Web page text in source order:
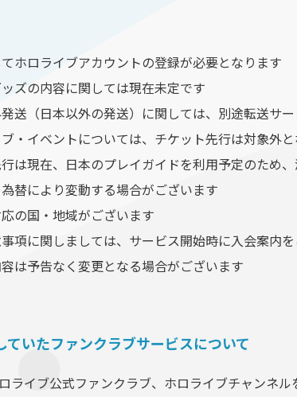
てホロライブアカウントの登録が必要となります
ッズの内容に関しては現在未定です
発送（日本以外の発送）に関しては、別途転送サ
・イベントについては、チケット先行は対象外
行は現在、日本のプレイガイドを利用予定のため
為替により変動する場合がございます
の国・地域がございます
事項に関しましては、サービス開始時に入会案内
容は予告なく変更となる場合がございます
ていたファンクラブサービスについて
ライブ公式ファンクラブ、ホロライブチャンネル